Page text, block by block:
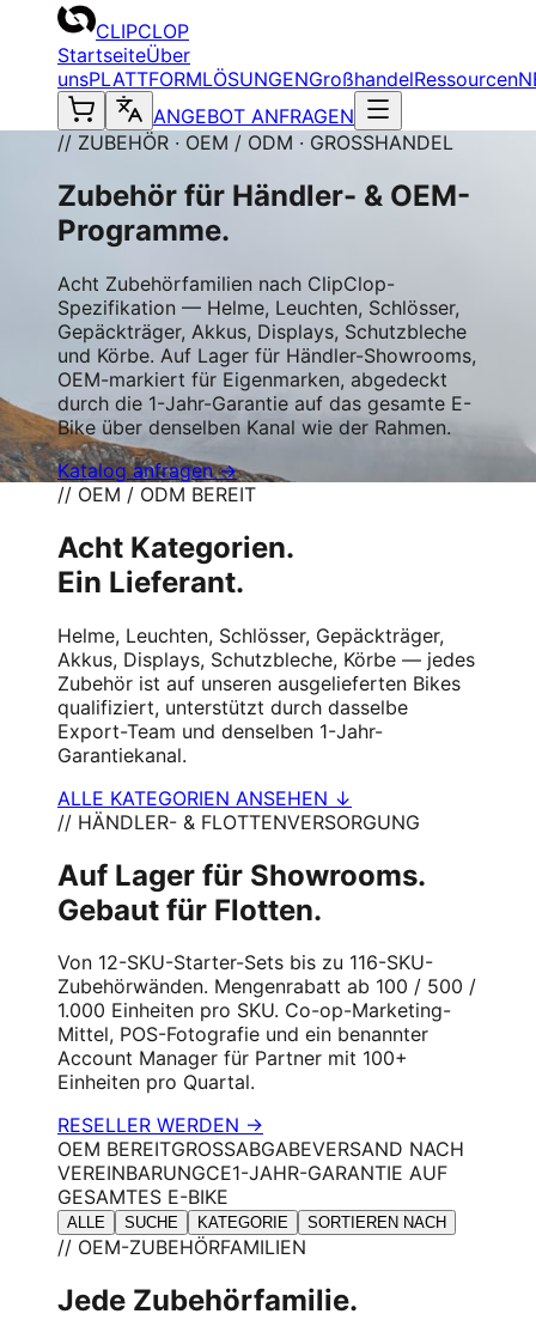
CLIPCLOP
StartseiteÜber
unsPLATTFORMLÖSUNGENGroßhandelRessourcen
ANGEBOT ANFRAGEN
// ZUBEHÖR · OEM / ODM · GROSSHANDEL
Zubehör für Händler- & OEM-
Programme.
Acht Zubehörfamilien nach ClipClop-
Spezifikation — Helme, Leuchten, Schlösser,
Gepäckträger, Akkus, Displays, Schutzbleche
und Körbe. Auf Lager für Händler-Showrooms,
OEM-markiert für Eigenmarken, abgedeckt
durch die 1-Jahr-Garantie auf das gesamte E-
Bike über denselben Kanal wie der Rahmen.
Katalog anfragen →
// OEM / ODM BEREIT
Acht Kategorien.
Ein Lieferant.
Helme, Leuchten, Schlösser, Gepäckträger,
Akkus, Displays, Schutzbleche, Körbe — jedes
Zubehör ist auf unseren ausgelieferten Bikes
qualifiziert, unterstützt durch dasselbe
Export-Team und denselben 1-Jahr-
Garantiekanal.
ALLE KATEGORIEN ANSEHEN ↓
// HÄNDLER- & FLOTTENVERSORGUNG
Auf Lager für Showrooms.
Gebaut für Flotten.
Von 12-SKU-Starter-Sets bis zu 116-SKU-
Zubehörwänden. Mengenrabatt ab 100 / 500 /
1.000 Einheiten pro SKU. Co-op-Marketing-
Mittel, POS-Fotografie und ein benannter
Account Manager für Partner mit 100+
Einheiten pro Quartal.
RESELLER WERDEN →
OEM BEREITGROSSABGABEVERSAND NACH
VEREINBARUNGCE1-JAHR-GARANTIE AUF
GESAMTES E-BIKE
ALLE SUCHE KATEGORIE SORTIEREN NACH
// OEM-ZUBEHÖRFAMILIEN
Jede Zubehörfamilie.